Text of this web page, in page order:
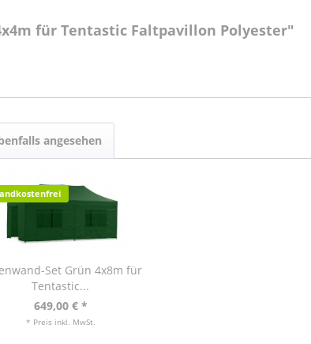
für Tentastic Faltpavillon Polyester"
angesehen
Set Grün 4x8m für
Tentastic...
649,00 € *
* Preis inkl. MwSt.